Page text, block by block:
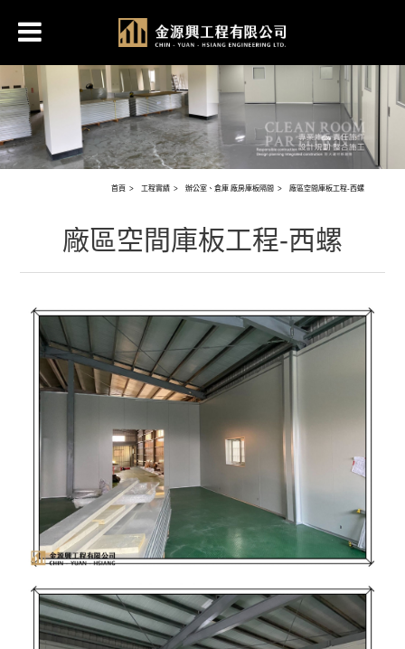
首頁 工程實績 辦公室、倉庫 廠房庫板隔間 廠區空間庫板工程-西螺
廠區空間庫板工程-西螺